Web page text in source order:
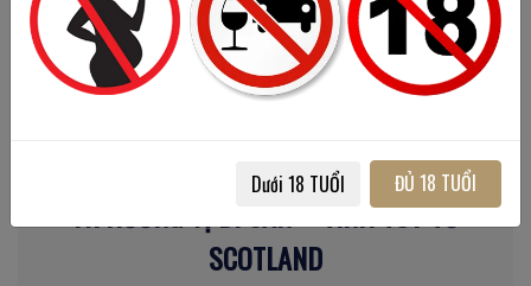
năm tuổi
Khi đặt cạnh hộp quà, tổng thể sản phẩm tạo nên một
bố cục hài hòa, vừa mạnh mẽ, vừa quý phái – phù hợp
IV. HƯƠNG VỊ DI SẢN – TINH TÚY TỪ
SCOTLAND
Dưới 18 TUỔI ĐỦ 18 TUỔI